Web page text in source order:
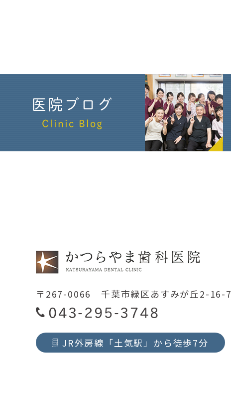
医院ブログ
Clinic Blog
〒267-0066 千葉市緑区あすみが丘2-16-7
043-295-3748
JR外房線「土気駅」から徒歩7分